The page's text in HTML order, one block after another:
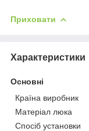
Приховати
Характеристики
Основні
Країна виробник
Матеріал люка
Спосіб установки